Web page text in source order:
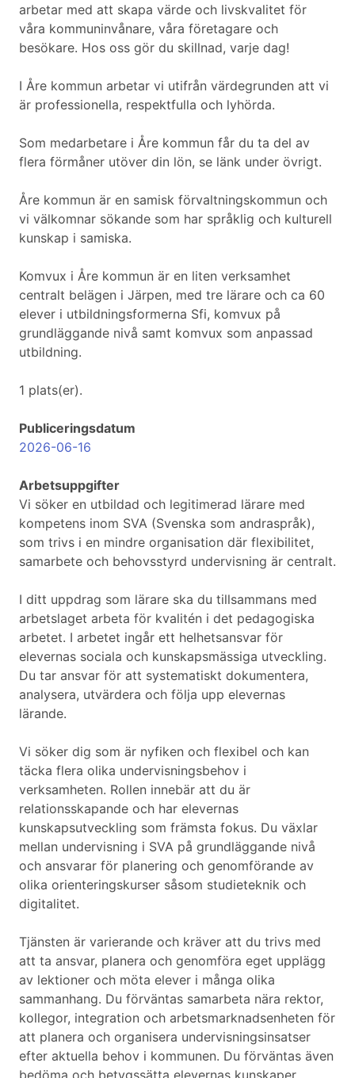
arbetar med att skapa värde och livskvalitet för
våra kommuninvånare, våra företagare och
besökare. Hos oss gör du skillnad, varje dag!
I Åre kommun arbetar vi utifrån värdegrunden att vi
är professionella, respektfulla och lyhörda.
Som medarbetare i Åre kommun får du ta del av
flera förmåner utöver din lön, se länk under övrigt.
Åre kommun är en samisk förvaltningskommun och
vi välkomnar sökande som har språklig och kulturell
kunskap i samiska.
Komvux i Åre kommun är en liten verksamhet
centralt belägen i Järpen, med tre lärare och ca 60
elever i utbildningsformerna Sfi, komvux på
grundläggande nivå samt komvux som anpassad
utbildning.
1 plats(er).
Publiceringsdatum
2026-06-16
Arbetsuppgifter
Vi söker en utbildad och legitimerad lärare med
kompetens inom SVA (Svenska som andraspråk),
som trivs i en mindre organisation där flexibilitet,
samarbete och behovsstyrd undervisning är centralt.
I ditt uppdrag som lärare ska du tillsammans med
arbetslaget arbeta för kvalitén i det pedagogiska
arbetet. I arbetet ingår ett helhetsansvar för
elevernas sociala och kunskapsmässiga utveckling.
Du tar ansvar för att systematiskt dokumentera,
analysera, utvärdera och följa upp elevernas
lärande.
Vi söker dig som är nyfiken och flexibel och kan
täcka flera olika undervisningsbehov i
verksamheten. Rollen innebär att du är
relationsskapande och har elevernas
kunskapsutveckling som främsta fokus. Du växlar
mellan undervisning i SVA på grundläggande nivå
och ansvarar för planering och genomförande av
olika orienteringskurser såsom studieteknik och
digitalitet.
Tjänsten är varierande och kräver att du trivs med
att ta ansvar, planera och genomföra eget upplägg
av lektioner och möta elever i många olika
sammanhang. Du förväntas samarbeta nära rektor,
kollegor, integration och arbetsmarknadsenheten för
att planera och organisera undervisningsinsatser
efter aktuella behov i kommunen. Du förväntas även